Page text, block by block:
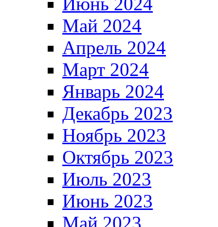
Май 2024
Апрель 2024
Март 2024
Январь 2024
Декабрь 2023
Ноябрь 2023
Октябрь 2023
Июль 2023
Июнь 2023
Май 2023